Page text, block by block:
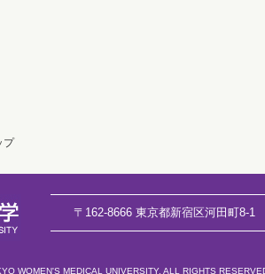
プ
〒162-8666 東京都新宿区河田町8-1
WOMEN'S MEDICAL UNIVERSITY. ALL RIGHTS